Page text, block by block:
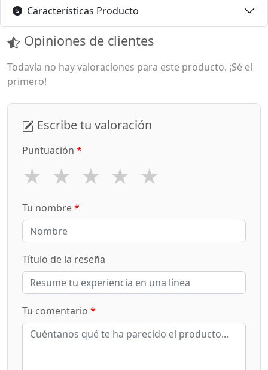
Características Producto
Opiniones de clientes
Todavía no hay valoraciones para este producto. ¡Sé el
primero!
Escribe tu valoración
Puntuación *
★ ★ ★ ★ ★
Tu nombre*
Título de la reseña
Tu comentario *